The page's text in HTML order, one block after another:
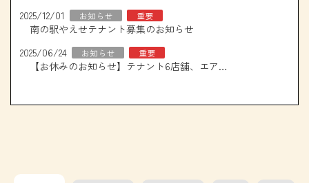
2025/12/01
お知らせ 重要
南の駅やえせテナント募集のお知らせ
2025/06/24
お知らせ 重要
【お休みのお知らせ】テナント6店舗、エアコン取り換え工事について